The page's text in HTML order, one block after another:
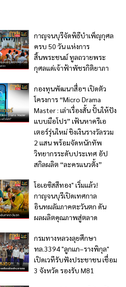
กาญจนบุรีจัดพิธีบำเพ็ญกุศล
ครบ 50 วัน แห่งการ
สิ้นพระชนม์ ทูลถวายพระ
กุศลแด่เจ้าฟ้าพัชรกิติยาภา
กองทุนพัฒนาสื่อฯ เปิดตัว
โครงการ “Micro Drama
Master : เล่าเรื่องสั้น ปั้นให้ปัง
แบบมือโปร” เฟ้นหาครีเอ
เตอร์รุ่นใหม่ ชิงเงินรางวัลรวม
2 แสน พร้อมจัดหนักทัพ
วิทยากรระดับประเทศ อัป
สกิลผลิต “ละครแนวตั้ง”
โอเอซิสสีทอง" เริ่มแล้ว!
กาญจนบุรีเปิดเทศกาล
อินทผลัมภาคตะวันตก ดัน
ผลผลิตคุณภาพสู่ตลาด
กรมทางหลวงลุยศึกษา
ทล.3394 "ลูกแก–รางพิกุล"
เปิดเวทีรับฟังประชาชน เชื่อม
3 จังหวัด รองรับ M81